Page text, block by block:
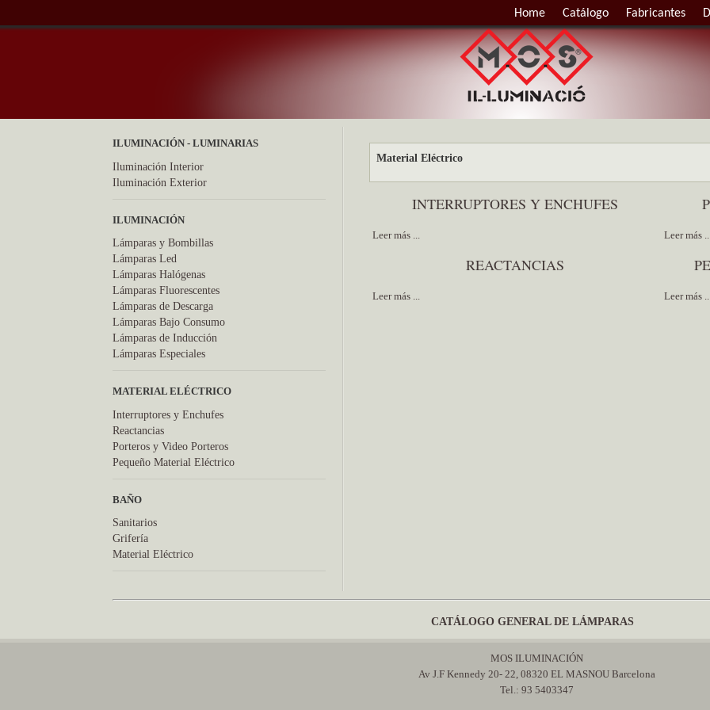
Home Catálogo Fabricantes
ILUMINACIÓN - LUMINARIAS
Iluminación Interior
Iluminación Exterior
ILUMINACIÓN
Lámparas y Bombillas
Lámparas Led
Lámparas Halógenas
Lámparas Fluorescentes
Lámparas de Descarga
Lámparas Bajo Consumo
Lámparas de Inducción
Lámparas Especiales
MATERIAL ELÉCTRICO
Interruptores y Enchufes
Reactancias
Porteros y Video Porteros
Pequeño Material Eléctrico
BAÑO
Sanitarios
Grifería
Material Eléctrico
Material Eléctrico
INTERRUPTORES Y ENCHUFES
Leer más ... Leer más
REACTANCIAS
Leer más ... Leer más
CATÁLOGO GENERAL DE LÁMPARAS
MOS ILUMINACIÓN
Av J.F Kennedy 20- 22, 08320 EL MASNOU Barcelona
Tel.: 93 5403347